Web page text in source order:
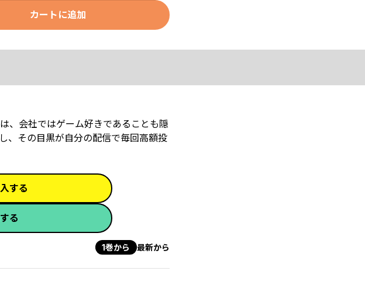
カートに追加
、会社ではゲーム好きであることも隠
、その目黒が自分の配信で毎回高額投
する
る
1巻から 最新から